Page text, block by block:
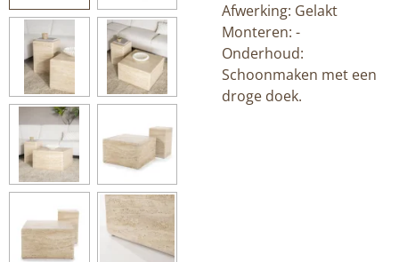
Afwerking: Gelakt
Monteren: -
Onderhoud:
Schoonmaken met een
droge doek.